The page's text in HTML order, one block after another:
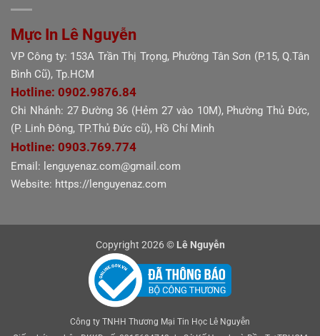
Mực In Lê Nguyễn
VP Công ty: 153A Trần Thị Trọng, Phường Tân Sơn (P.15, Q.Tân
Bình Cũ), Tp.HCM
Hotline: 0902.9876.84
Chi Nhánh: 27 Đường 36 (Hẻm 27 vào 10M), Phường Thủ Đức,
(P. Linh Đông, TP.Thủ Đức cũ), Hồ Chí Minh
Hotline: 0903.769.774
Email: lenguyenaz.com@gmail.com
Website: https://lenguyenaz.com
Copyright 2026 © Lê Nguyễn
Công ty TNHH Thương Mại Tin Học Lê Nguyễn